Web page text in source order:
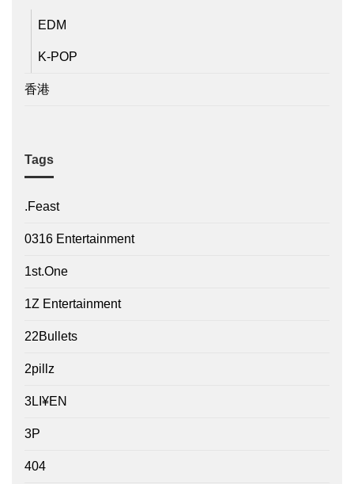
EDM
K-POP
香港
Tags
.Feast
0316 Entertainment
1st.One
1Z Entertainment
22Bullets
2pillz
3LI¥EN
3P
404